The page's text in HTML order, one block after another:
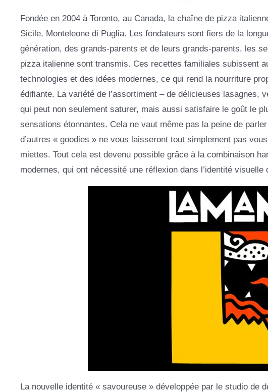
Fondée en 2004 à Toronto, au Canada, la chaîne de pizza
Sicile, Monteleone di Puglia. Les fondateurs sont fiers de la
génération, des grands-parents et de leurs grands-parents, les
pizza italienne sont transmis. Ces recettes familiales subissent
technologies et des idées modernes, ce qui rend la nourriture
édifiante. La variété de l’assortiment – de délicieuses lasagnes,
qui peut non seulement saturer, mais aussi satisfaire le goût le
sensations étonnantes. Cela ne vaut même pas la peine de
d’autres « goodies » ne vous laisseront tout simplement pas
miettes. Tout cela est devenu possible grâce à la combinaison
modernes, qui ont nécessité une réflexion dans l’identité visuelle
La nouvelle identité « savoureuse » développée par le studio de